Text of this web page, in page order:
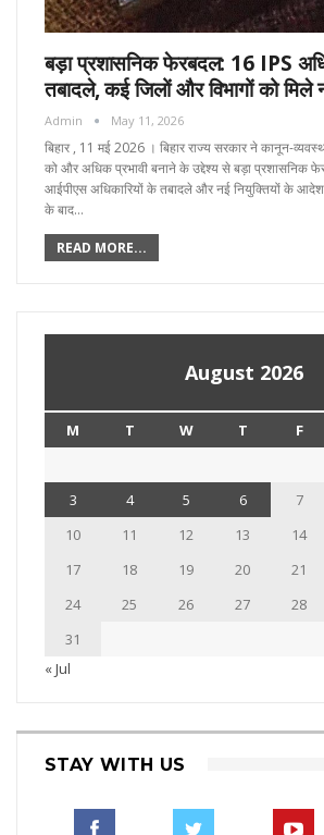
बड़ा प्रशासनिक फेरबदल: 16 IPS
तबादले, कई जिलों और विभागों को मिले
Admin May 11, 2026
बिहार , 11 मई 2026 । बिहार राज्य सरकार ने कानून-
को और अधिक प्रभावी बनाने के उद्देश्य से बड़ा प्रशासनिक
आईपीएस अधिकारियों के तबादले और नई नियुक्तियों के
के बाद…
READ MORE...
August 2026
M T W T F
3
4 5 6 7
10
11 12 13 14
17
18 19 20 21
24
25 26 27 28
31
« Jul
STAY WITH US